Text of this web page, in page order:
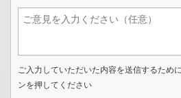
ご入力していただいた内容を送信するため
ンを押してください